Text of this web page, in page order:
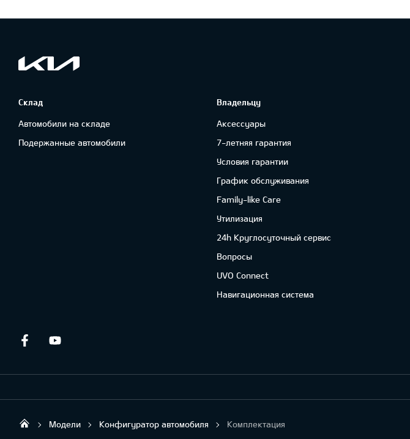
Склад
Автомобили на складе
Подержанные автомобили
Владельцу
Аксессуары
7-летняя гарантия
Условия гарантии
График обслуживания
Family-like Care
Утилизация
24h Круглосуточный сервис
Вопросы
UVO Connect
Навигационная система
Facebook
Sirtaki OÜ
Модели Конфигуратор автомобиля Комплектация